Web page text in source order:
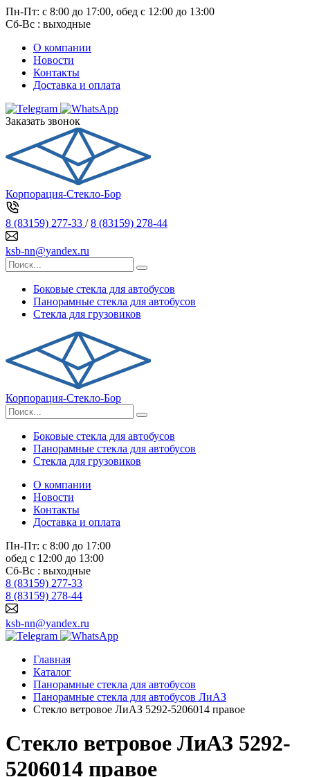
Пн-Пт: с 8:00 до 17:00, обед с 12:00 до 13:00
Сб-Вс : выходные
О компании
Новости
Контакты
Доставка и оплата
Заказать звонок
Корпорация-Стекло-Бор
8 (83159) 277-33 /8 (83159) 278-44
ksb-nn@yandex.ru
Боковые стекла для автобусов
Панорамные стекла для автобусов
Стекла для грузовиков
Корпорация-Стекло-Бор
Боковые стекла для автобусов
Панорамные стекла для автобусов
Стекла для грузовиков
О компании
Новости
Контакты
Доставка и оплата
Пн-Пт: с 8:00 до 17:00
обед с 12:00 до 13:00
Сб-Вс : выходные
8 (83159) 277-33
8 (83159) 278-44
ksb-nn@yandex.ru
Главная
Каталог
Панорамные стекла для автобусов
Панорамные стекла для автобусов ЛиАЗ
Стекло ветровое ЛиАЗ 5292-5206014 правое
Стекло ветровое ЛиАЗ 5292-
5206014 правое